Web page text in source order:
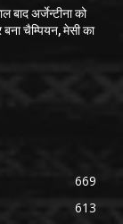
बाद अर्जेन्टीना को
चैम्पियन, मेसी का
669
613